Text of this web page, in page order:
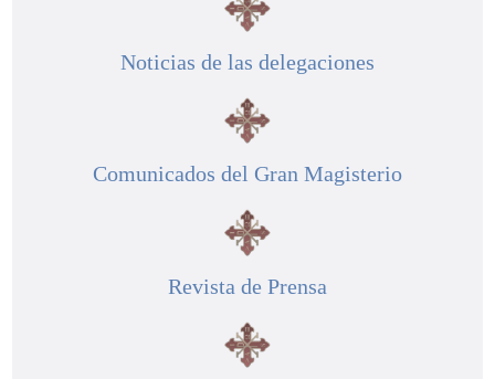
Noticias de las delegaciones
Comunicados del Gran Magisterio
Revista de Prensa